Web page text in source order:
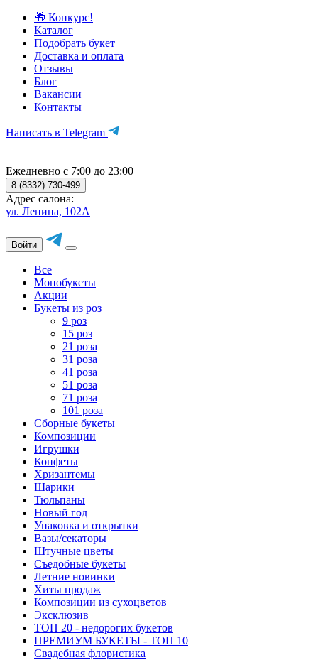
🎁 Конкурс!
Каталог
Подобрать букет
Доставка и оплата
Отзывы
Блог
Вакансии
Контакты
Написать в Telegram
Ежедневно с 7:00 до 23:00
8 (8332) 730-499
Адрес салона:
ул. Ленина, 102А
Войти
Все
Монобукеты
Акции
Букеты из роз
9 роз
15 роз
21 роза
31 роза
41 роза
51 роза
71 роза
101 роза
Сборные букеты
Композиции
Игрушки
Конфеты
Хризантемы
Шарики
Тюльпаны
Новый год
Упаковка и открытки
Вазы/секаторы
Штучные цветы
Съедобные букеты
Летние новинки
Хиты продаж
Композиции из сухоцветов
Эксклюзив
ТОП 20 - недорогих букетов
ПРЕМИУМ БУКЕТЫ - ТОП 10
Свадебная флористика